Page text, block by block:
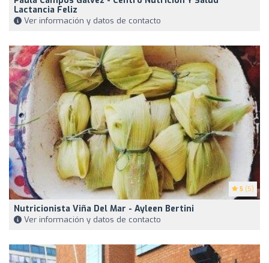
Lactancia Feliz
Ver información y datos de contacto
5 (5)
Nutricionista Viña Del Mar - Ayleen Bertini
Ver información y datos de contacto